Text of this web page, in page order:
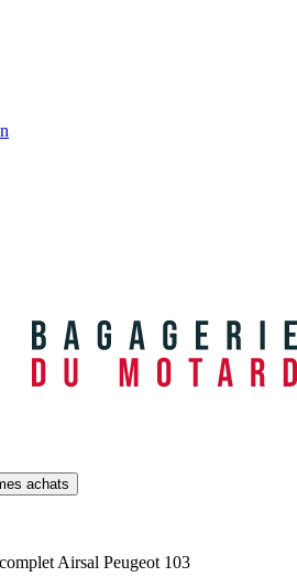
achats
Airsal Peugeot 103